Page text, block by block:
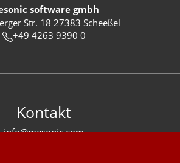
software gmbh
Str. 18 27383 Scheeßel
+49 4263 9390 0
Kontakt
info@mesonic.com